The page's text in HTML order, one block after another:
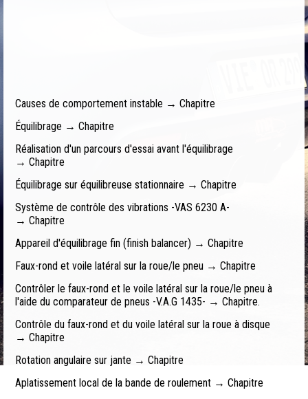
Causes de comportement instable → Chapitre
Équilibrage → Chapitre
Réalisation d'un parcours d'essai avant l'équilibrage
→ Chapitre
Équilibrage sur équilibreuse stationnaire → Chapitre
Système de contrôle des vibrations -VAS 6230 A-
→ Chapitre
Appareil d'équilibrage fin (finish balancer) → Chapitre
Faux-rond et voile latéral sur la roue/le pneu → Chapitre
Contrôler le faux-rond et le voile latéral sur la roue/le pneu à
l'aide du comparateur de pneus -V.A.G 1435- → Chapitre.
Contrôle du faux-rond et du voile latéral sur la roue à disque
→ Chapitre
Rotation angulaire sur jante → Chapitre
Aplatissement local de la bande de roulement → Chapitre